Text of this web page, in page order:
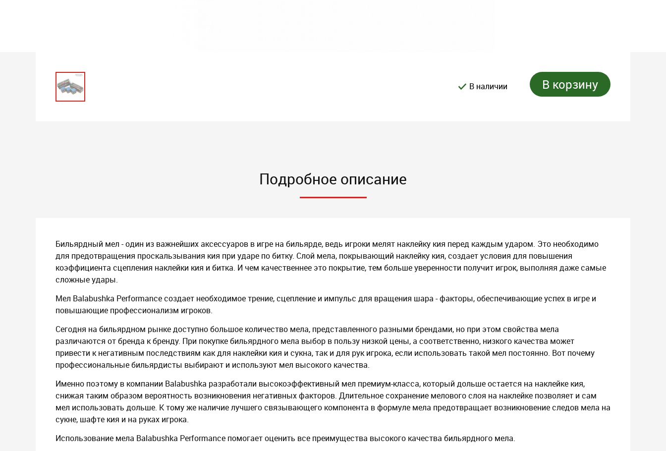
В наличии В корзину
Подробное описание
Бильярдный мел - один из важнейших аксессуаров в игре на бильярде, ведь игроки мелят наклейку кия перед каждым ударом. Это необходимо
для предотвращения проскальзывания кия при ударе по битку. Слой мела, покрывающий наклейку кия, создает условия для повышения
коэффициента сцепления наклейки кия и битка. И чем качественнее это покрытие, тем больше уверенности получит игрок, выполняя даже самые
сложные удары.
Мел Balabushka Performance создает необходимое трение, сцепление и импульс для вращения шара - факторы, обеспечивающие успех в игре и
повышающие профессионализм игроков.
Сегодня на бильярдном рынке доступно большое количество мела, представленного разными брендами, но при этом свойства мела
различаются от бренда к бренду. При покупке бильярдного мела выбор в пользу низкой цены, а соответственно, низкого качества может
привести к негативным последствиям как для наклейки кия и сукна, так и для рук игрока, если использовать такой мел постоянно. Вот почему
профессиональные бильярдисты выбирают и используют мел высокого качества.
Именно поэтому в компании Balabushka разработали высокоэффективный мел премиум-класса, который дольше остается на наклейке кия,
снижая таким образом вероятность возникновения негативных факторов. Длительное сохранение мелового слоя на наклейке позволяет и сам
мел использовать дольше. К тому же наличие лучшего связывающего компонента в формуле мела предотвращает возникновение следов мела на
сукне, шафте кия и на руках игрока.
Использование мела Balabushka Performance помогает оценить все преимущества высокого качества бильярдного мела.